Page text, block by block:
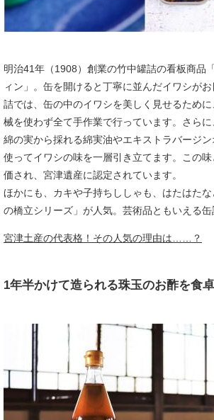
明治41年（1908）創業の竹中罐詰の看板商品
ィン」。缶を開けると丁寧に並んだイワシが
詰では、缶の中のイワシを美しく見せるため
械を使わず全て手作業で行っています。さら
綿の実から採れる綿実油やエキストラバージ
使ってイワシの味を一層引き立てます。この
価され、宮津遺産に認定されています。
ほかにも、カキや子持ちししゃも、はたはた
の橋立シリーズ」が人気。芸術品ともいえる缶
宮津土産の代表格！その人気の理由は……？
1年半かけて造られる珠玉のお酢を食卓